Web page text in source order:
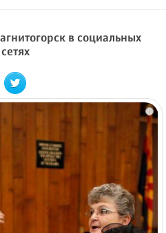
в социальных
сетях
i